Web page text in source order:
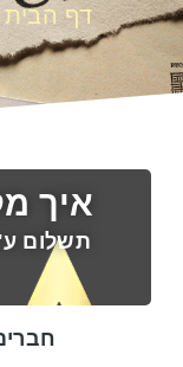
דף הבית
איך
תשלום